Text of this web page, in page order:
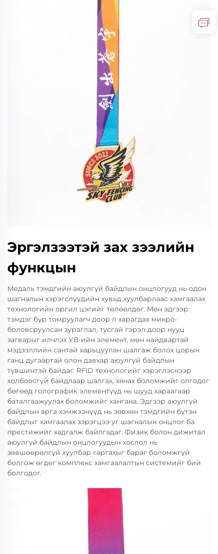
Эргэлзээтэй зах зээлийн
функцын
Медаль тэмдгийн аюулгүй байдлын онцлогууд нь одон
шагналын хэрэгслүүдийн хувьд хуулбарлаас хамгаалах
технологийн оргил цэгийг төлөөлдөг. Мөн эдгээр
тэмдэг бүр томруулагч доор л харагдах микро-
боловсруулсан зураглал, тусгай гэрэл доор нууц
загварыг илчлэх УВ-ийн элемент, мөн найдвартай
мэдээллийн сантай харьцуулан шалгаж болох цорын
ганц дугаартай олон давхар аюулгүй байдлын
түвшинтэй байдаг. RFID технологийг хэрэглэснээр
холбоосгүй байдлаар шалгах, хянах боломжийг олгодог
бөгөөд голографик элементүүд нь шууд хараагаар
баталгаажуулах боломжийг хангана. Эдгээр аюулгүй
байдлын арга хэмжээнүүд нь зөвхөн тэмдгийн бүтэн
байдлыг хамгаалах зэрэгцээ уг шагналын онцлог ба
престижийг хадгалж байлгадаг. Физик болон дижитал
аюулгүй байдлын онцлогуудын хослол нь
зөвшөөрөлгүй хуулбар гаргахыг бараг боломжгүй
болгож өгдөг комплекс хамгаалалтын системийг бий
болгодог.